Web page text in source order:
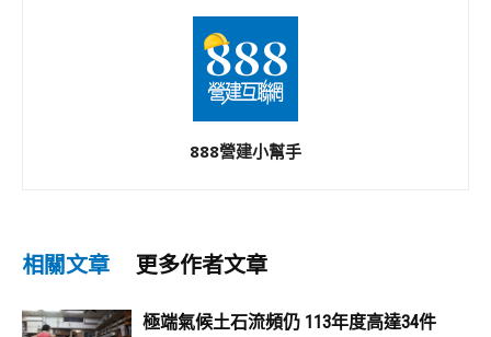
888營建小幫手
相關文章 更多作者文章
極端氣候土石流頻仍 113年度高達34件